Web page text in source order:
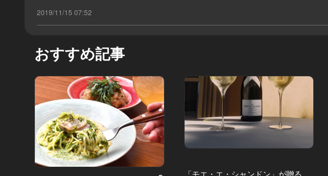
2019/11/15 07:52
おすすめ記事